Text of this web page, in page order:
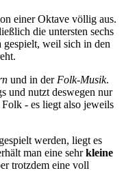
einer Oktave völlig aus.
die untersten sechs
weil sich in den
und in der Folk-Musik.
und nutzt deswegen nur
- es liegt also jeweils
werden, liegt es
man eine sehrkleine
trotzdem eine voll